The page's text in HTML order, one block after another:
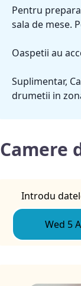
Pentru
sala de mese.
Oaspetii au
Suplimentar,
drumetii in
Camere
Introdu
Wed 5